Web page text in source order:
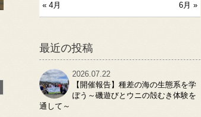
« 4月 6月 »
最近の投稿
2026.07.22
【開催報告】種差の海の生態系を学
ぼう～磯遊びとウニの殻むき体験を
通して～